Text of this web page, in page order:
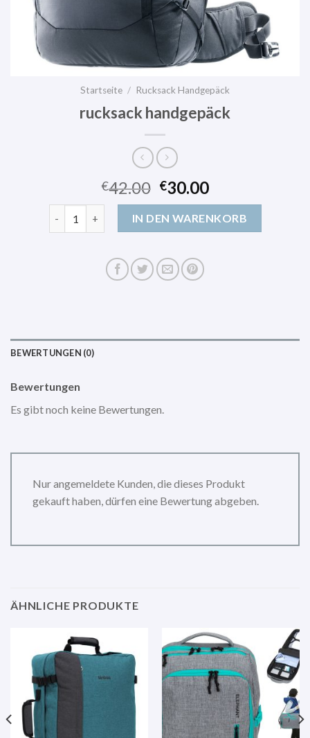
Startseite / Rucksack Handgepäck
rucksack handgepäck
€42.00 €30.00
rucksack handgepäck MengeIN DEN WARENKORB
BEWERTUNGEN (0)
Bewertungen
Es gibt noch keine Bewertungen.
Nur angemeldete Kunden, die dieses Produkt
gekauft haben, dürfen eine Bewertung abgeben.
ÄHNLICHE PRODUKTE